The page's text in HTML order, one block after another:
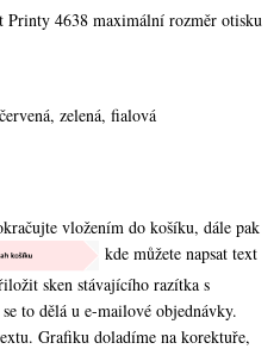
Printy 4638maximální rozměr otisku
zelená, fialová
vložením do košíku, dále pak
kde můžete napsat text
sken stávajícího razítka s
to dělá u e-mailové objednávky.
Grafiku doladíme na korektuře,